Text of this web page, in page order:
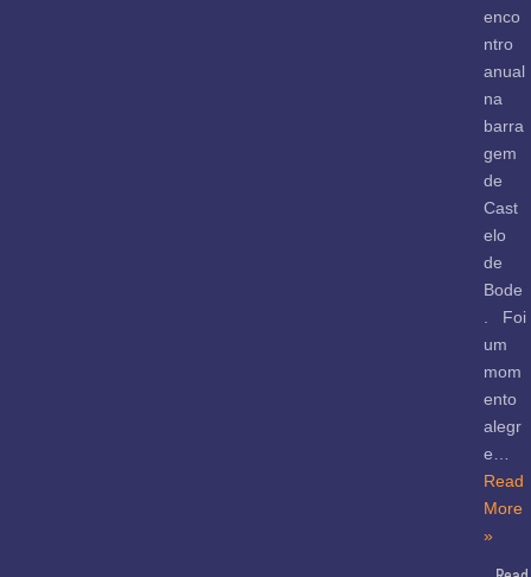
enco
ntro
anual
na
barra
gem
de
Cast
elo
de
Bode
. Foi
um
mom
ento
alegr
e…
Read
More
»